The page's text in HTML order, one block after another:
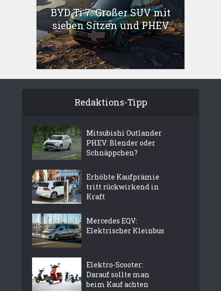
BYD Ti 7: Großer SUV mit
sieben Sitzen und PHEV
Redaktions-Tipp
Mitsubishi Outlander
PHEV: Blender oder
Schnäppchen?
Erhöhte Kaufprämie
tritt rückwirkend in
Kraft
Mercedes EQV:
Elektrischer Kleinbus
Elektro-Scooter:
Darauf sollte man
beim Kauf achten